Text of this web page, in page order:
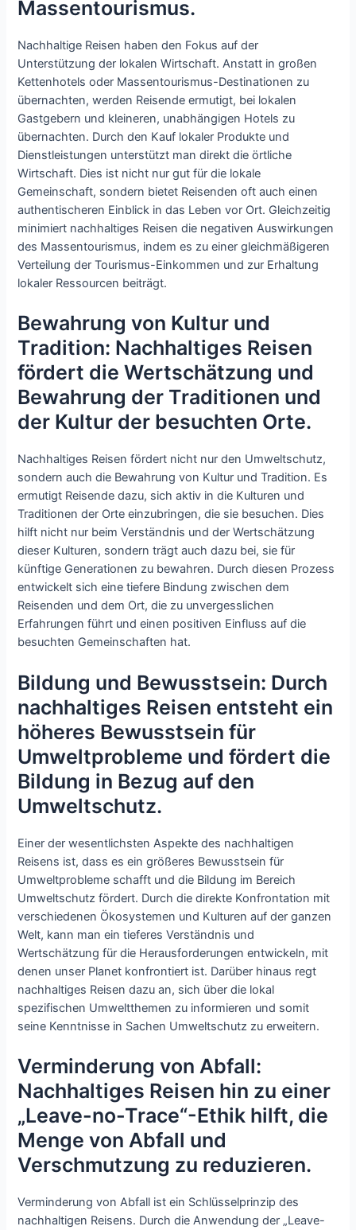
Massentourismus.
Nachhaltige Reisen haben den Fokus auf der
Unterstützung der lokalen Wirtschaft. Anstatt in großen
Kettenhotels oder Massentourismus-Destinationen zu
übernachten, werden Reisende ermutigt, bei lokalen
Gastgebern und kleineren, unabhängigen Hotels zu
übernachten. Durch den Kauf lokaler Produkte und
Dienstleistungen unterstützt man direkt die örtliche
Wirtschaft. Dies ist nicht nur gut für die lokale
Gemeinschaft, sondern bietet Reisenden oft auch einen
authentischeren Einblick in das Leben vor Ort. Gleichzeitig
minimiert nachhaltiges Reisen die negativen Auswirkungen
des Massentourismus, indem es zu einer gleichmäßigeren
Verteilung der Tourismus-Einkommen und zur Erhaltung
lokaler Ressourcen beiträgt.
Bewahrung von Kultur und
Tradition: Nachhaltiges Reisen
fördert die Wertschätzung und
Bewahrung der Traditionen und
der Kultur der besuchten Orte.
Nachhaltiges Reisen fördert nicht nur den Umweltschutz,
sondern auch die Bewahrung von Kultur und Tradition. Es
ermutigt Reisende dazu, sich aktiv in die Kulturen und
Traditionen der Orte einzubringen, die sie besuchen. Dies
hilft nicht nur beim Verständnis und der Wertschätzung
dieser Kulturen, sondern trägt auch dazu bei, sie für
künftige Generationen zu bewahren. Durch diesen Prozess
entwickelt sich eine tiefere Bindung zwischen dem
Reisenden und dem Ort, die zu unvergesslichen
Erfahrungen führt und einen positiven Einfluss auf die
besuchten Gemeinschaften hat.
Bildung und Bewusstsein: Durch
nachhaltiges Reisen entsteht ein
höheres Bewusstsein für
Umweltprobleme und fördert die
Bildung in Bezug auf den
Umweltschutz.
Einer der wesentlichsten Aspekte des nachhaltigen
Reisens ist, dass es ein größeres Bewusstsein für
Umweltprobleme schafft und die Bildung im Bereich
Umweltschutz fördert. Durch die direkte Konfrontation mit
verschiedenen Ökosystemen und Kulturen auf der ganzen
Welt, kann man ein tieferes Verständnis und
Wertschätzung für die Herausforderungen entwickeln, mit
denen unser Planet konfrontiert ist. Darüber hinaus regt
nachhaltiges Reisen dazu an, sich über die lokal
spezifischen Umweltthemen zu informieren und somit
seine Kenntnisse in Sachen Umweltschutz zu erweitern.
Verminderung von Abfall:
Nachhaltiges Reisen hin zu einer
„Leave-no-Trace“-Ethik hilft, die
Menge von Abfall und
Verschmutzung zu reduzieren.
Verminderung von Abfall ist ein Schlüsselprinzip des
nachhaltigen Reisens. Durch die Anwendung der „Leave-